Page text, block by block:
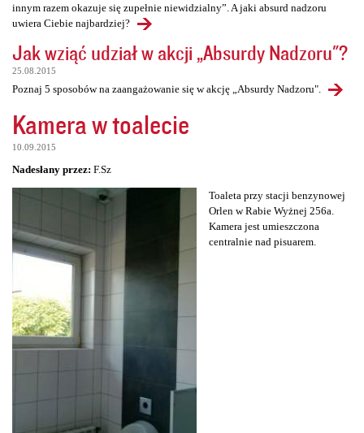
innym razem okazuje się zupełnie niewidzialny”. A jaki absurd nadzoru
uwiera Ciebie najbardziej?
Jak wziąć udział w akcji „Absurdy Nadzoru"?
25.08.2015
Poznaj 5 sposobów na zaangażowanie się w akcję „Absurdy Nadzoru".
Kamera w toalecie
10.09.2015
Nadesłany przez: F.Sz
Toaleta przy stacji benzynowej
Orlen w Rabie Wyżnej 256a.
Kamera jest umieszczona
centralnie nad pisuarem.